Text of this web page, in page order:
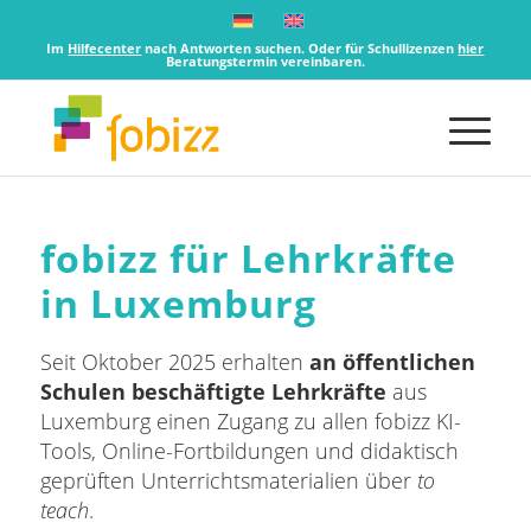
Im Hilfecenter nach Antworten suchen. Oder für Schullizenzenhier
Beratungstermin vereinbaren.
fobizz für Lehrkräfte
in Luxemburg
Seit Oktober 2025 erhalten an öffentlichen
Schulen beschäftigte Lehrkräfte aus
Luxemburg einen Zugang zu allen fobizz KI-
Tools, Online-Fortbildungen und didaktisch
geprüften Unterrichtsmaterialien über to
teach.